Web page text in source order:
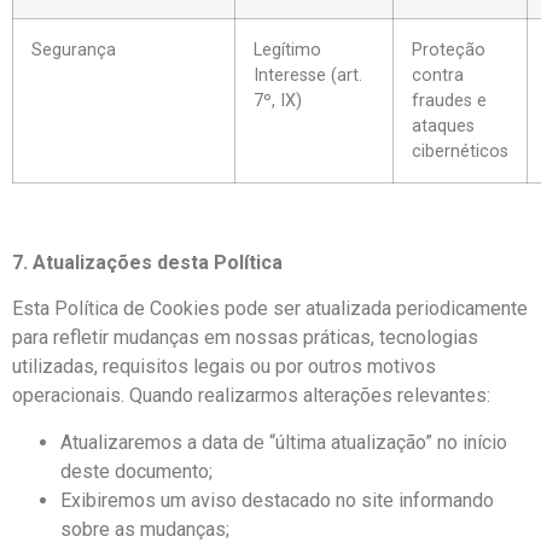
Segurança
Legítimo
Interesse (art.
7º, IX)
Proteção
contra
fraudes e
ataques
cibernéticos
7. Atualizações desta Política
Esta Política de Cookies pode ser atualizada periodicamente
para refletir mudanças em nossas práticas, tecnologias
utilizadas, requisitos legais ou por outros motivos
operacionais. Quando realizarmos alterações relevantes:
Atualizaremos a data de “última atualização” no início
deste documento;
Exibiremos um aviso destacado no site informando
sobre as mudanças;